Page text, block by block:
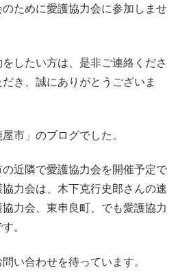
ために愛護協力会に参加しませ
したい方は、是非ご連絡くださ
き、誠にありがとうございま
市」のブログでした。
近隣で愛護協力会を開催予定で
力会は、木下克行史郎さんの速
力会、東串良町、でも愛護協力
。
い合わせを待っています。